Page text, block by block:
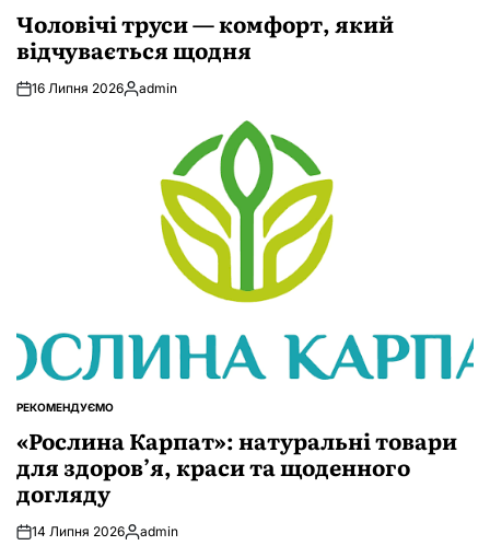
Чоловічі труси — комфорт, який
відчувається щодня
16 Липня 2026Опубліковано
admin
ОПУБЛІКУВАТИ
РЕКОМЕНДУЄМО
«Рослина Карпат»: натуральні товари
для здоров’я, краси та щоденного
догляду
14 Липня 2026Опубліковано
admin